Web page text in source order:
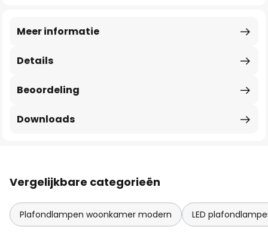
Details
Meer informatie
Beoordeling
Downloads
Vergelijkbare categorieën
Plafondlampen woonkamer modern LED